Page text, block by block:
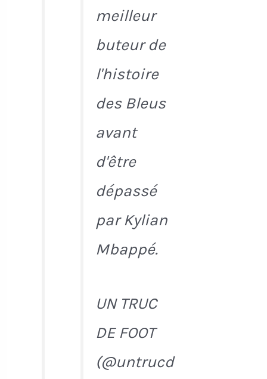
meilleur
buteur de
l'histoire
des Bleus
avant
d'être
dépassé
par Kylian
Mbappé.
UN TRUC
DE FOOT
(@untrucd